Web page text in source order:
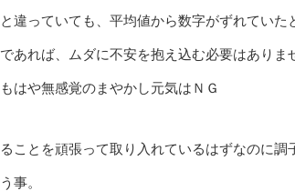
っていても、平均値から数字がずれていた
あれば、ムダに不安を抱え込む必要はありま
はや無感覚のまやかし元気はＮＧ
ことを頑張って取り入れているはずなのに調
事。